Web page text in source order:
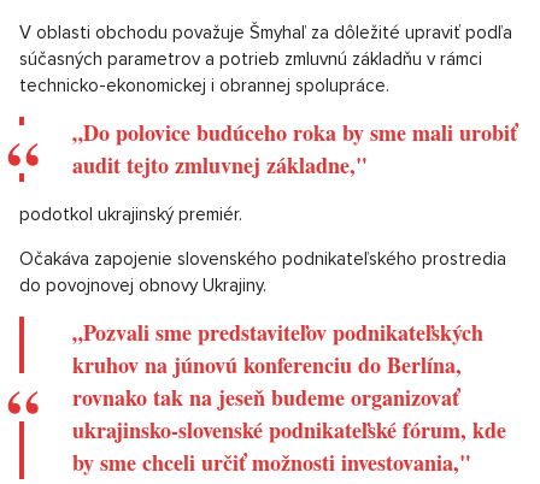
V oblasti obchodu považuje Šmyhaľ za dôležité upraviť podľa
súčasných parametrov a potrieb zmluvnú základňu v rámci
technicko-ekonomickej i obrannej spolupráce.
„Do polovice budúceho roka by sme mali urobiť
audit tejto zmluvnej základne,"
podotkol ukrajinský premiér.
Očakáva zapojenie slovenského podnikateľského prostredia
do povojnovej obnovy Ukrajiny.
„Pozvali sme predstaviteľov podnikateľských
kruhov na júnovú konferenciu do Berlína,
rovnako tak na jeseň budeme organizovať
ukrajinsko-slovenské podnikateľské fórum, kde
by sme chceli určiť možnosti investovania,"